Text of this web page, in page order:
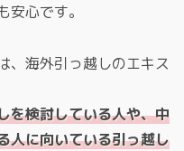
心です。
、海外引っ越しのエキス
を検討している人や、中
人に向いている引っ越し